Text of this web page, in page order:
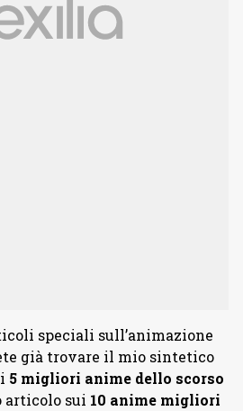
speciali sull’animazione
già trovare il mio sintetico
5 migliori anime dello scorso
articolo sui 10 anime migliori